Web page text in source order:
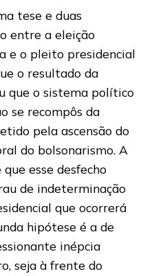
tese e duas
entre a eleição
e o pleito presidencial
o resultado da
que o sistema político
se recompôs da
pela ascensão do
do bolsonarismo. A
esse desfecho
de indeterminação
que ocorrerá
hipótese é a de
inépcia
seja à frente do